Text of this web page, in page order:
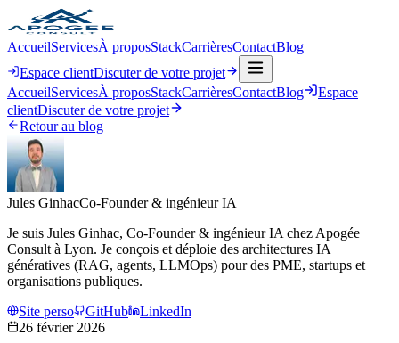
AccueilServicesÀ proposStackCarrièresContactBlog
Espace clientDiscuter de votre projet
AccueilServicesÀ proposStackCarrièresContactBlog
Espace
clientDiscuter de votre projet
Retour au blog
Jules GinhacCo-Founder & ingénieur IA
Je suis Jules Ginhac, Co-Founder & ingénieur IA chez Apogée
Consult à Lyon. Je conçois et déploie des architectures IA
génératives (RAG, agents, LLMOps) pour des PME, startups et
organisations publiques.
Site perso
GitHub
LinkedIn
26 février 2026